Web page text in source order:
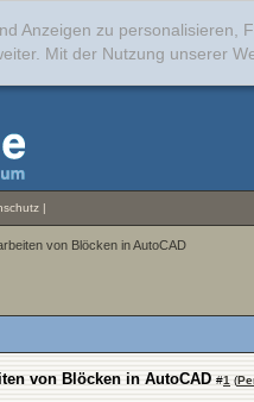
Anzeigen zu
Mit der Nutzung unserer
|
von Blöcken in AutoCAD
von Blöcken in AutoCAD #1 (